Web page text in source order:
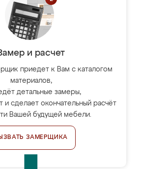
и расчет
приедет к Вам с каталогом
материалов,
детальные замеры,
и сделает окончательный расчёт
Вашей будущей мебели.
ЗАМЕРЩИКА